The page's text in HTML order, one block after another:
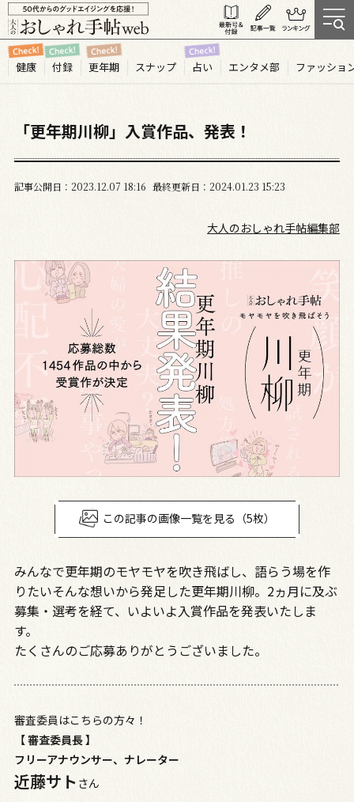
健康 付録 更年期 スナップ 占い エンタメ部 ファッショ
「更年期川柳」入賞作品、発表！
記事公開日 2023.12 07 18:16 最終更新日 2024.01.23 15:23
大人のおしゃれ手帖編集部
この記事の画像一覧を見る（5枚）
みんなで更年期のモヤモヤを吹き飛ばし、語らう場を作
りたい――そんな想いから発足した更年期川柳。2ヵ月に及ぶ
募集・選考を経て、いよいよ入賞作品を発表いたしま
す。
たくさんのご応募ありがとうございました。
審査委員はこちらの方々！
【 審査委員長 】
フリーアナウンサー、ナレーター
近藤サト さん